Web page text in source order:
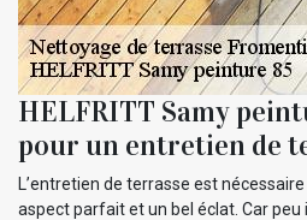
HELFRITT Samy
pour un entretien de
L’entretien de terrasse est nécessaire
aspect parfait et un bel éclat. Car